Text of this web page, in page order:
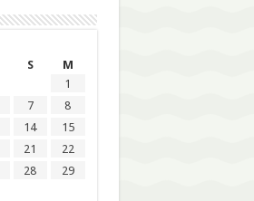
S
M
1
7
8
14
15
21
22
28
29